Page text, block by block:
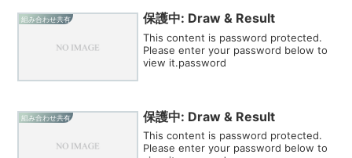
組み合わせ共有 保護中: Draw & Result
This content is password protected.
Please enter your password below to
view it.password
組み合わせ共有 保護中: Draw & Result
This content is password protected.
Please enter your password below to